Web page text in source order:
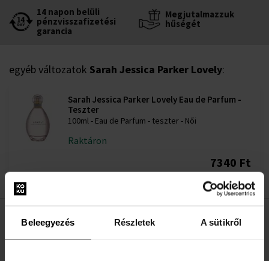
Beleegyezés Részletek A sütikről
14 napon belüli
pénzvisszafizetési
garancia
Megjutalmazzuk
hűségét
egyéb változatok Sarah Jessica Parker Lovely:
Sarah Jessica Parker Lovely Eau de Parfum -
Teszter
100ml - Eau de Parfum - teszter - Női
Raktáron
7340 Ft
LEÍRÁS